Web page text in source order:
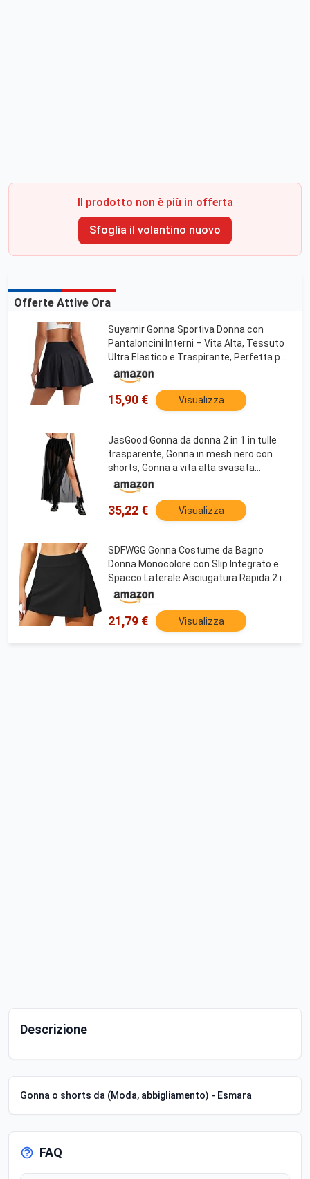
Il prodotto non è più in offerta
Sfoglia il volantino nuovo
Offerte Attive Ora
Suyamir Gonna Sportiva Donna con
Pantaloncini Interni – Vita Alta, Tessuto
Ultra Elastico e Traspirante, Perfetta per
Tennis, Running e Tempo Libero – Made
in Italy by
15,90 € Visualizza
JasGood Gonna da donna 2 in 1 in tulle
trasparente, Gonna in mesh nero con
shorts, Gonna a vita alta svasata
irregolare per abbigliamento da festa e
da club, S
35,22 € Visualizza
SDFWGG Gonna Costume da Bagno
Donna Monocolore con Slip Integrato e
Spacco Laterale Asciugatura Rapida 2 in
1 per Spiaggia e Piscina (Nero S)
21,79 € Visualizza
Descrizione
Gonna o shorts da (Moda, abbigliamento) - Esmara
FAQ